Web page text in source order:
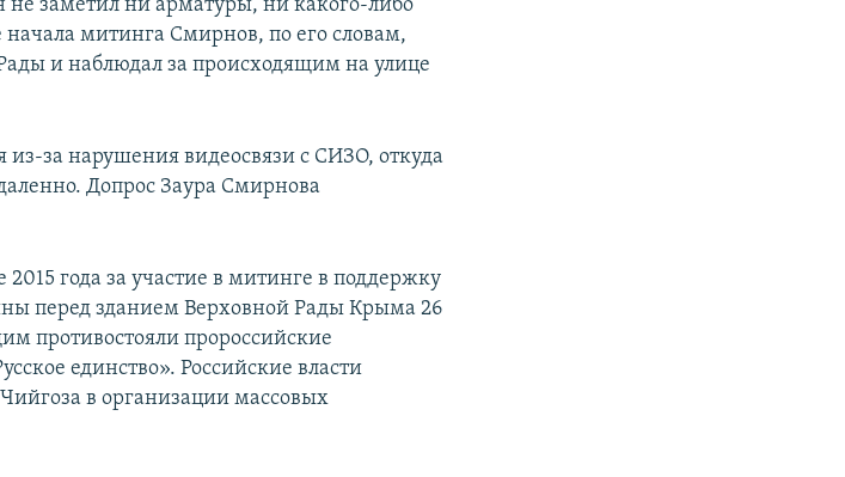
заметил ни арматуры, ни какого-либо
митинга Смирнов, по его словам,
и наблюдал за происходящим на улице
из-за нарушения видеосвязи с СИЗО, откуда
Допрос Заура Смирнова
года за участие в митинге в поддержку
перед зданием Верховной Рады Крыма 26
противостояли пророссийские
единство». Российские власти
в организации массовых